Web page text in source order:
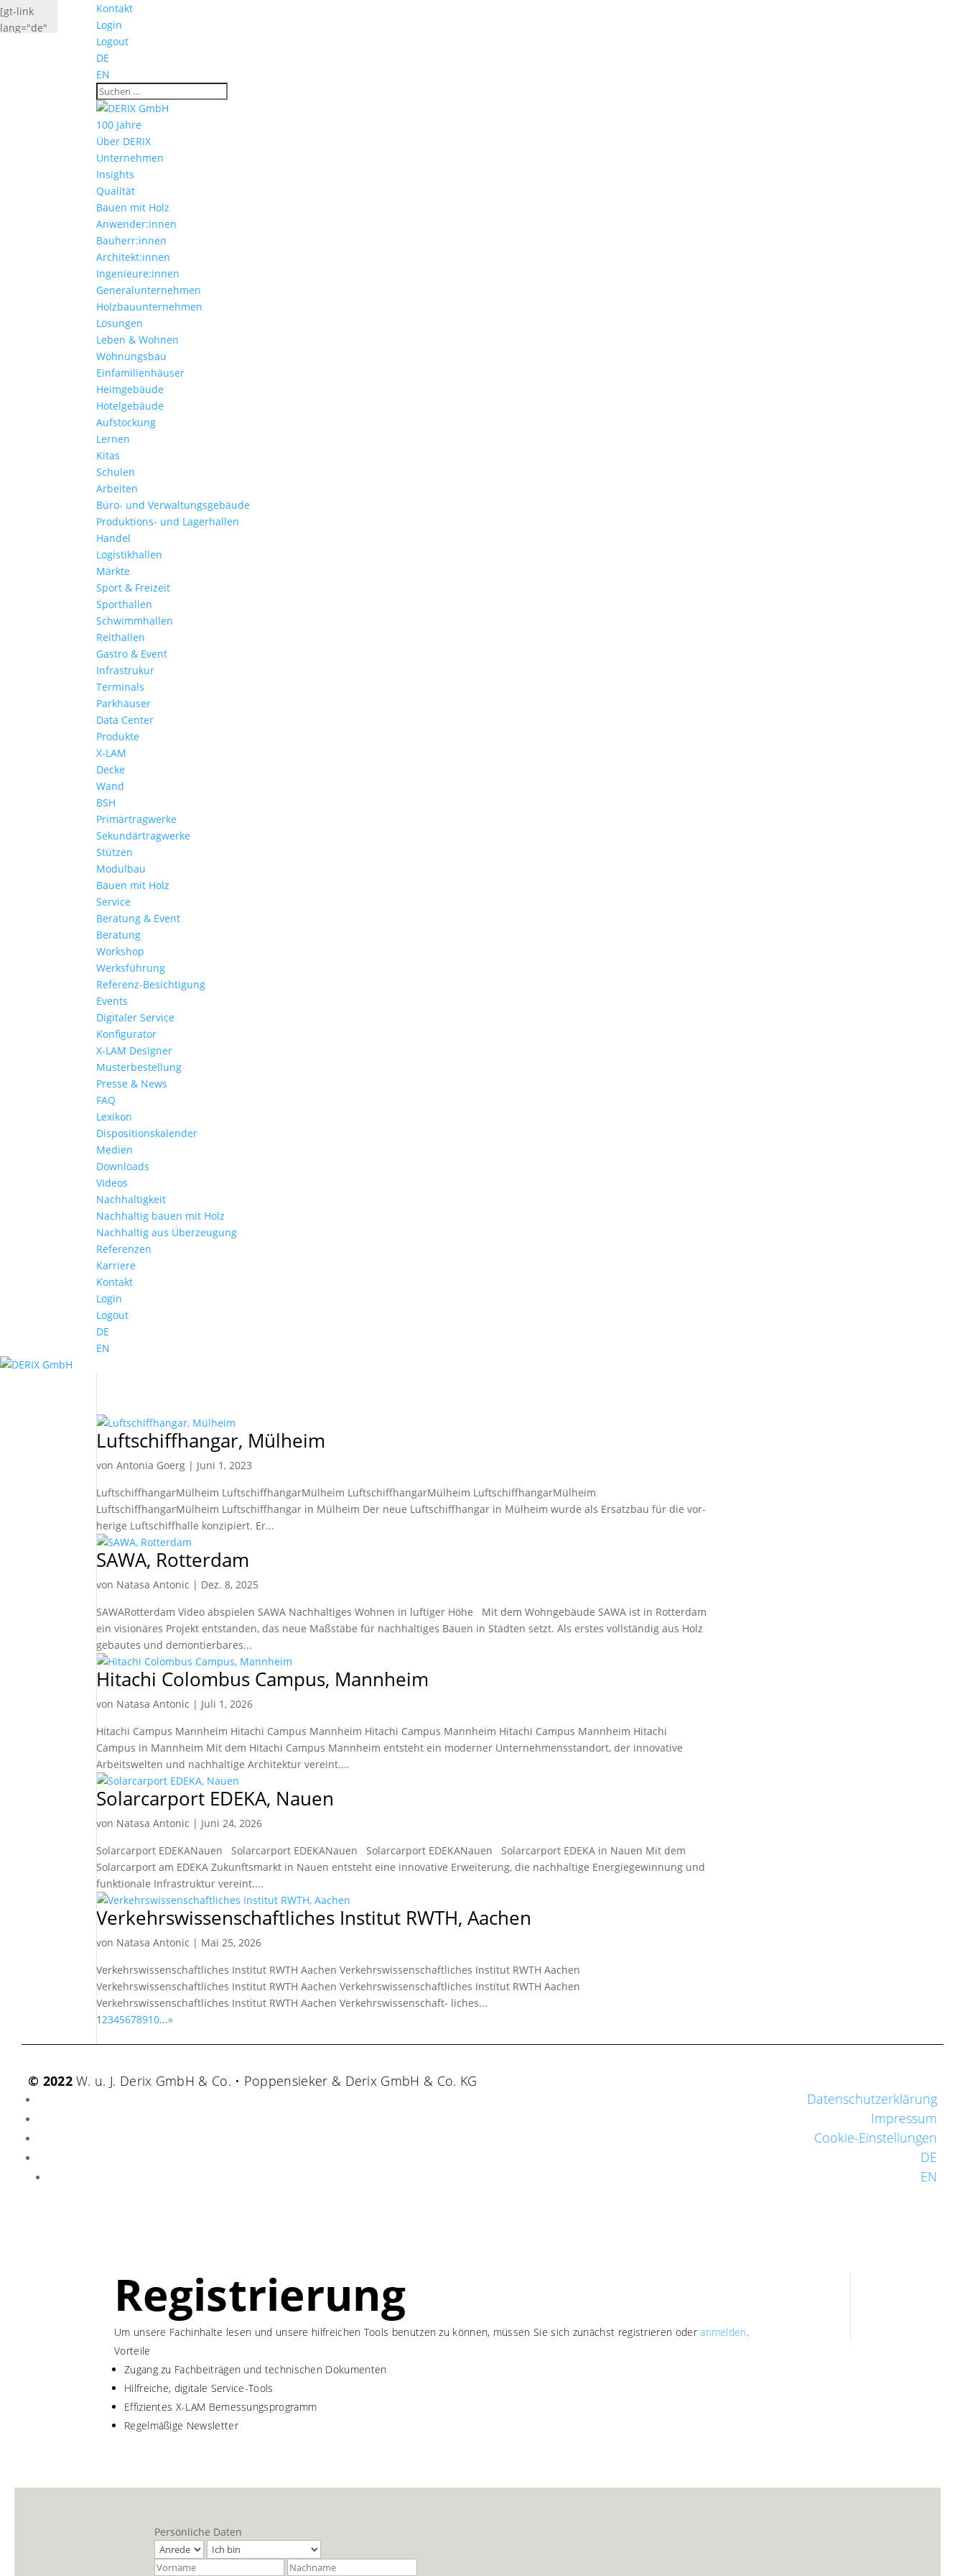
Kontakt
Login
Logout
DE
EN
100 Jahre
Über DERIX
Unternehmen
Insights
Qualität
Bauen mit Holz
Anwender:innen
Bauherr:innen
Architekt:innen
Ingenieure:innen
Generalunternehmen
Holzbauunternehmen
Lösungen
Leben & Wohnen
Wohnungs­bau
Einfamilien­häuser
Heimgebäude
Hotelgebäude
Aufstockung
Lernen
Kitas
Schulen
Arbeiten
Büro- und Verwaltungs­gebäude
Produktions- und Lagerhallen
Handel
Logistikhallen
Märkte
Sport & Freizeit
Sporthallen
Schwimmhallen
Reithallen
Gastro & Event
Infrastrukur
Terminals
Parkhäuser
Data Center
Produkte
X-LAM
Decke
Wand
BSH
Primärtragwerke
Sekundärtragwerke
Stützen
Modulbau
Bauen mit Holz
Service
Beratung & Event
Beratung
Workshop
Werksführung
Referenz-Besichtigung
Events
Digitaler Service
Konfigurator
X-LAM Designer
Musterbestellung
Presse & News
FAQ
Lexikon
Dispositionskalender
Medien
Downloads
Videos
Nachhaltigkeit
Nachhaltig bauen mit Holz
Nachhaltig aus Überzeugung
Referenzen
Karriere
Kontakt
Login
Logout
DE
EN
Luftschiffhangar, Mülheim
vonAntonia Goerg | Juni 1, 2023
LuftschiffhangarMülheim LuftschiffhangarMülheim LuftschiffhangarMülheim LuftschiffhangarMülheim
LuftschiffhangarMülheim Luftschiffhangar in Mülheim Der neue Luft­schiff­hang­ar in Mülheim wur­de als Er­satz­bau für die vor­
her­ige Luft­schiff­hal­le kon­zi­piert. Er...
SAWA, Rotterdam
von Natasa Antonic | Dez. 8, 2025
SAWARotterdam Video abspielen SAWA Nachhaltiges Wohnen in luftiger Höhe Mit dem Wohngebäude SAWA ist in Rotterdam
ein visionäres Projekt entstanden, das neue Maßstäbe für nachhaltiges Bauen in Städten setzt. Als erstes vollständig aus Holz
gebautes und demontierbares...
Hitachi Colombus Campus, Mannheim
von Natasa Antonic | Juli 1, 2026
Hitachi Campus Mannheim Hitachi Campus Mannheim Hitachi Campus Mannheim Hitachi Campus Mannheim Hitachi
Campus in Mannheim Mit dem Hitachi Campus Mannheim entsteht ein moderner Unternehmensstandort, der innovative
Arbeitswelten und nachhaltige Architektur vereint....
Solarcarport EDEKA, Nauen
von Natasa Antonic | Juni 24, 2026
Solarcarport EDEKANauen Solarcarport EDEKANauen Solarcarport EDEKANauen Solarcarport EDEKA in Nauen Mit dem
Solarcarport am EDEKA Zukunftsmarkt in Nauen entsteht eine innovative Erweiterung, die nachhaltige Energiegewinnung und
funktionale Infrastruktur vereint....
Verkehrswissenschaftliches Institut RWTH, Aachen
von Natasa Antonic | Mai 25, 2026
Verkehrswissenschaftliches Institut RWTH Aachen Verkehrswissenschaftliches Institut RWTH Aachen
Verkehrswissenschaftliches Institut RWTH Aachen Verkehrswissenschaftliches Institut RWTH Aachen
Verkehrswissenschaftliches Institut RWTH Aachen Verkehrswissenschaft- liches...
12345678910...»
© 2022W. u. J. Derix GmbH & Co. • Poppensieker & Derix GmbH & Co. KG
Datenschutzerklärung
Impressum
Cookie-Einstellungen
DE
EN
[gt-link
lang="de"
widget_look="lang_codes"]
widget_look="lang_codes"]
Registrierung
Um unsere Fachinhalte lesen und unsere hilfreichen Tools benutzen zu können, müssen Sie sich zunächst registrieren oderanmelden.
Vorteile
Zugang zu Fachbeiträgen und technischen Dokumenten
Hilfreiche, digitale Service-Tools
Effizientes X-LAM Bemessungsprogramm
Regelmäßige Newsletter
Persönliche Daten